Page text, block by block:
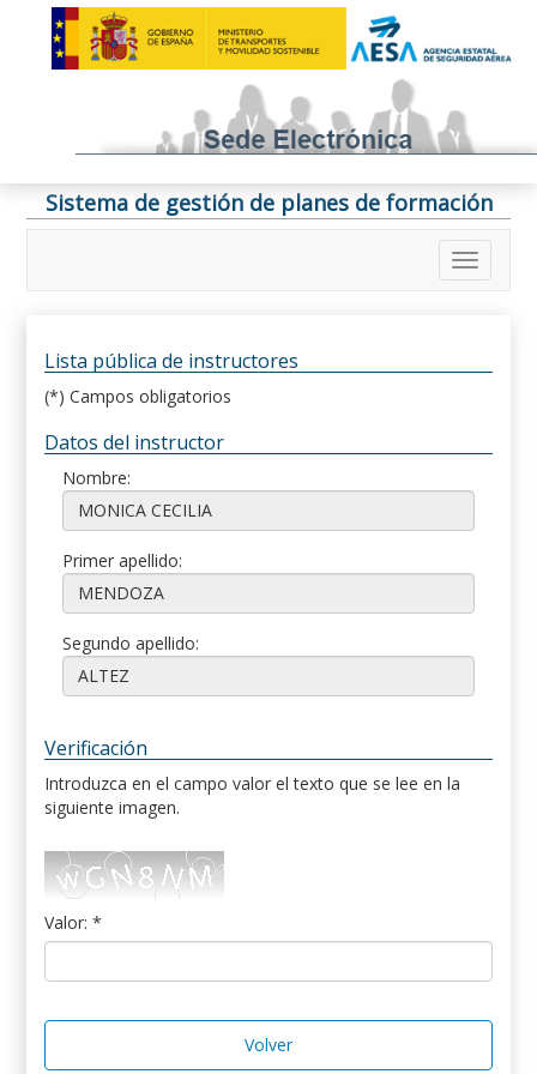
Sistema de gestión de planes de formación
Lista pública de instructores
(*) Campos obligatorios
Datos del instructor
Nombre:
Primer apellido:
Segundo apellido:
Verificación
Introduzca en el campo valor el texto que se lee en la
siguiente imagen.
Valor: *
Volver